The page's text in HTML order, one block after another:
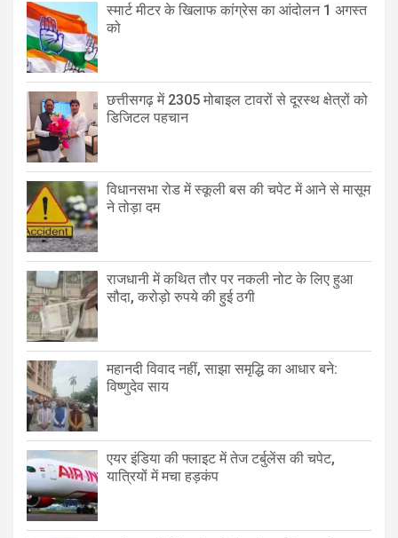
स्मार्ट मीटर के खिलाफ कांग्रेस का आंदोलन 1 अगस्त
को
छत्तीसगढ़ में 2305 मोबाइल टावरों से दूरस्थ क्षेत्रों को
डिजिटल पहचान
विधानसभा रोड में स्कूली बस की चपेट में आने से मासूम
ने तोड़ा दम
राजधानी में कथित तौर पर नकली नोट के लिए हुआ
सौदा, करोड़ो रुपये की हुई ठगी
महानदी विवाद नहीं, साझा समृद्धि का आधार बने:
विष्णुदेव साय
एयर इंडिया की फ्लाइट में तेज टर्बुलेंस की चपेट,
यात्रियों में मचा हड़कंप